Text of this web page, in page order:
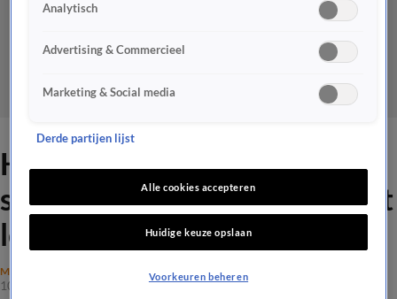
Honderden miljoenen aan
statiegeld niet geclaimd: 'Het
loopt de spuigaten uit'
MAATSCHAPPIJ
10 sep 2025, 19:21
Analytisch
Advertising & Commercieel
Marketing & Social media
Derde partijen lijst
Alle cookies accepteren
Huidige keuze opslaan
Voorkeuren beheren